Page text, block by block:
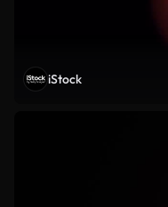
iStock